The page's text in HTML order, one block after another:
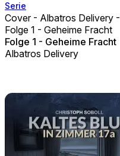
Serie
Cover - Albatros Delivery -
Folge 1 - Geheime Fracht
Folge 1 - Geheime Fracht
Albatros Delivery